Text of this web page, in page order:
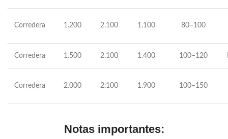
Corredera 1.200 2.100 1.100 80–100
Corredera 1.500 2.100 1.400 100–120
Corredera 2.000 2.100 1.900 100–150
Notas importantes: